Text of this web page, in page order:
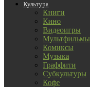
Культура
Книги
Кино
Видеоигры
Мультфильмы
Комиксы
Музыка
Граффити
Субкультуры
Кофе